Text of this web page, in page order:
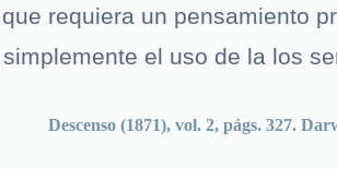
requiera un pensamiento
el uso de la los
Descenso (1871), vol. 2, págs. 327.